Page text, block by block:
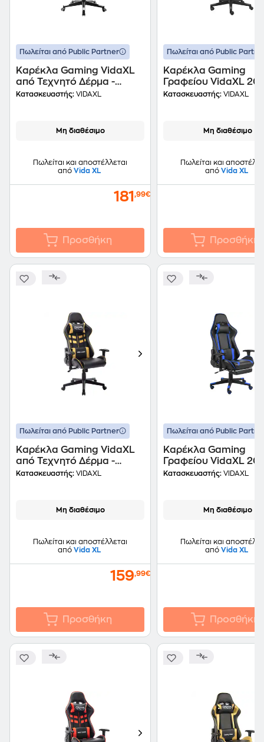
Πωλείται από Public Partner
Καρέκλα Gaming VidaXL
από Τεχνητό Δέρμα -
Μαύρη/Λευκή
Κατασκευαστής: VIDAXL
Μη διαθέσιμο
Πωλείται και αποστέλλεται
από Vida XL
181 ,99€
Προσθήκη
Πωλείται από Public
Καρέκλα Gaming
Γραφείου VidaXL
από Τεχνητό Δέρμα -
Κατασκευαστής: VIDAXL
Μη διαθέσιμο
Πωλείται και
από Vida XL
Προσθήκη
Πωλείται από Public Partner
Καρέκλα Gaming VidaXL
από Τεχνητό Δέρμα -
Μαύρη/Χρυσή
Κατασκευαστής: VIDAXL
Μη διαθέσιμο
Πωλείται και αποστέλλεται
από Vida XL
159,99€
Προσθήκη
Πωλείται από Public
Καρέκλα Gaming
Γραφείου VidaXL
από Τεχνητό Δέρμα
Κατασκευαστής: VIDAXL
Μη διαθέσιμο
Πωλείται και
από Vida XL
Προσθήκη